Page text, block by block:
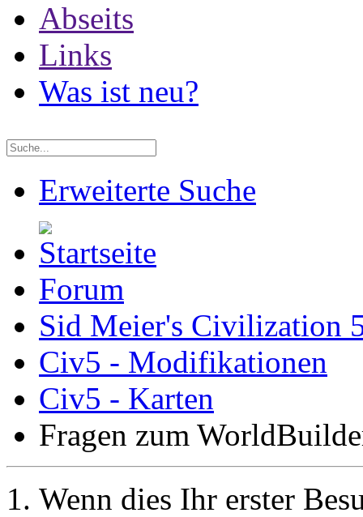
Abseits
Links
Was ist neu?
Erweiterte Suche
Forum
Sid Meier's Civilization
Civ5 - Modifikationen
Civ5 - Karten
Fragen zum
Wenn dies Ihr erster